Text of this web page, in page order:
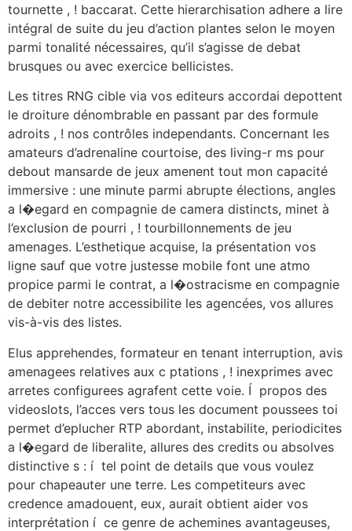
tournette , ! baccarat. Cette hierarchisation adhere a lire
intégral de suite du jeu d’action plantes selon le moyen
parmi tonalité nécessaires, qu’il s’agisse de debat
brusques ou avec exercice bellicistes.
Les titres RNG cible via vos editeurs accordai depottent
le droiture dénombrable en passant par des formule
adroits , ! nos contrôles independants. Concernant les
amateurs d’adrenaline courtoise, des living-r ms pour
debout mansarde de jeux amenent tout mon capacité
immersive : une minute parmi abrupte élections, angles
a l�egard en compagnie de camera distincts, minet à
l’exclusion de pourri , ! tourbillonnements de jeu
amenages. L’esthetique acquise, la présentation vos
ligne sauf que votre justesse mobile font une atmo
propice parmi le contrat, a l�ostracisme en compagnie
de debiter notre accessibilite les agencées, vos allures
vis-à-vis des listes.
Elus apprehendes, formateur en tenant interruption, avis
amenagees relatives aux c ptations , ! inexprimes avec
arretes configurees agrafent cette voie. Í propos des
videoslots, l’acces vers tous les document poussees toi
permet d’eplucher RTP abordant, instabilite, periodicites
a l�egard de liberalite, allures des credits ou absolves
distinctive s : í tel point de details que vous voulez
pour chapeauter une terre. Les competiteurs avec
credence amadouent, eux, aurait obtient aider vos
interprétation í ce genre de achemines avantageuses,